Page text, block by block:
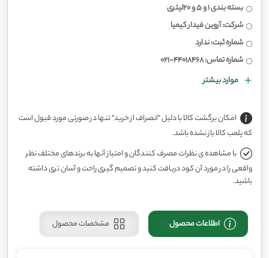
بسته بندی 1 و 5 و 20لیتری
شرکت: آروین فیدار کیمیا
شماره ثبت: ندارد
شماره تماس: 44018468-021
موارد بیشتر
امکان برگشت کالا با دلیل "انصراف از خرید" تنها در صورتی مورد قبول است
که پلمب کالا باز نشده باشد.
با مشاهده ی نظرات مصرف کنندگان و امتیاز آنها به برندهای مختلف نظر
واقعی را در مورد آن کود دریافت کنید و تصمیم گیری راحت و آسان تری داشته
باشید.
اطلاعات محصول مشخصات محصول